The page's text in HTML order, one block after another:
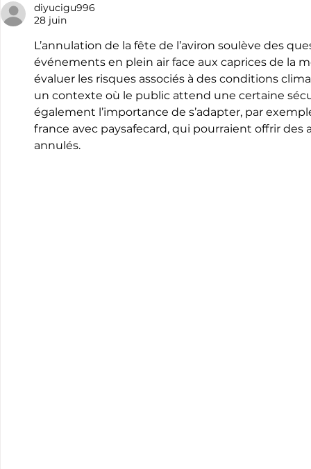
diyucigu996
28 juin
L’annulation de la fête de l’aviron soulève des
événements en plein air face aux caprices de la
évaluer les risques associés à des conditions
un contexte où le public attend une certaine
également l’importance de s’adapter, par
france avec paysafecard, qui pourraient offrir
annulés.